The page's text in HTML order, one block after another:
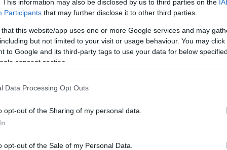
This information may also be disclosed by us to third parties on the
Participants that may further disclose it to other third parties.
that this website/app uses one or more Google services and may
but not limited to your visit or usage behaviour. You may
to Google and its third-party tags to use your data for below
consent section.
Data Processing Opt Outs
opt-out of the Sharing of my personal data.
opt-out of the Sale of my Personal Data.
utcában zajlanak, automatizált 3D gépvezérelt
A közlekedési folyosó felső szakaszán
kialakítását. Míg az út többi részére a
újul meg
a kopórétegbe mérsékelten meleg
aszfaltot dolgoznak be. Ennek számos
hőmérséklete, így kevesebb